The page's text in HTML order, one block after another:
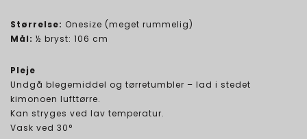
Størrelse: Onesize (meget rummelig)
Mål: ½ bryst: 106 cm
Pleje
Undgå blegemiddel og tørretumbler – lad i stedet
kimonoen lufttørre.
Kan stryges ved lav temperatur.
Vask ved 30°